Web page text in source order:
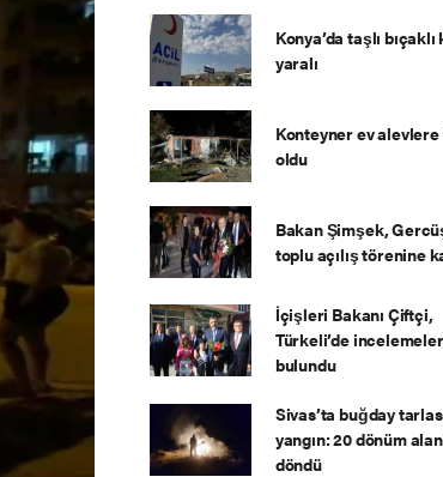
Konya’da taşlı
yaralı
Konteyner ev
oldu
Bakan Şimşek,
toplu açılış törenine
İçişleri Bakanı Çiftçi,
Türkeli’de
bulundu
Sivas’ta buğday
yangın: 20 dönüm
döndü